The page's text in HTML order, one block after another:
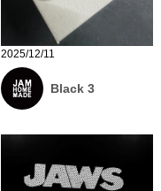
2025/12/11
Black 3